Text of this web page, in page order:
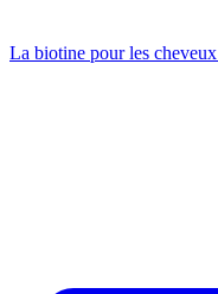
La biotine pour les cheveux